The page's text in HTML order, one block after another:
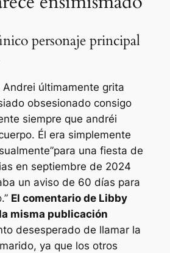
personaje principal
últimamente grita
obsesionado consigo
siempre que andréi
Él era simplemente
”para una fiesta de
en septiembre de 2024
un aviso de 60 días para
.” El comentario de Libby
misma publicación
desesperado de llamar la
ya que los otros